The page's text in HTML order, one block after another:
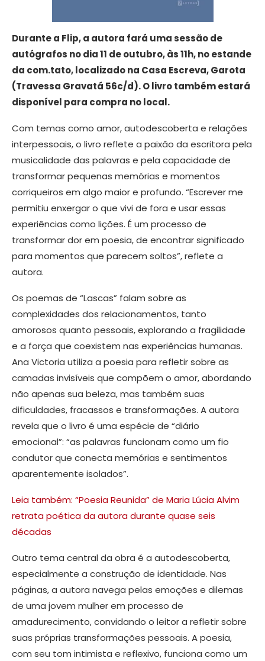
Durante a Flip, a autora fará uma sessão de
autógrafos no dia 11 de outubro, às 11h, no estande
da com.tato, localizado na Casa Escreva, Garota
(Travessa Gravatá 56c/d). O livro também estará
disponível para compra no local.
Com temas como amor, autodescoberta e relações
interpessoais, o livro reflete a paixão da escritora pela
musicalidade das palavras e pela capacidade de
transformar pequenas memórias e momentos
corriqueiros em algo maior e profundo. “Escrever me
permitiu enxergar o que vivi de fora e usar essas
experiências como lições. É um processo de
transformar dor em poesia, de encontrar significado
para momentos que parecem soltos”, reflete a
autora.
Os poemas de “Lascas” falam sobre as
complexidades dos relacionamentos, tanto
amorosos quanto pessoais, explorando a fragilidade
e a força que coexistem nas experiências humanas.
Ana Victoria utiliza a poesia para refletir sobre as
camadas invisíveis que compõem o amor, abordando
não apenas sua beleza, mas também suas
dificuldades, fracassos e transformações. A autora
revela que o livro é uma espécie de “diário
emocional”: “as palavras funcionam como um fio
condutor que conecta memórias e sentimentos
aparentemente isolados”.
Leia também: “Poesia Reunida” de Maria Lúcia Alvim
retrata poética da autora durante quase seis
décadas
Outro tema central da obra é a autodescoberta,
especialmente a construção de identidade. Nas
páginas, a autora navega pelas emoções e dilemas
de uma jovem mulher em processo de
amadurecimento, convidando o leitor a refletir sobre
suas próprias transformações pessoais. A poesia,
com seu tom intimista e reflexivo, funciona como um